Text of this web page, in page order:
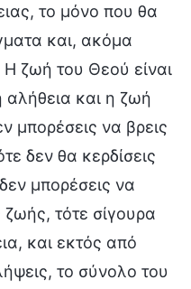
το μόνο που θα
και, ακόμα
Η ζωή του Θεού είναι
και η ζωή
μπορέσεις να βρεις
δεν θα κερδίσεις
μπορέσεις να
ζωής, τότε σίγουρα
και εκτός από
το σύνολο του